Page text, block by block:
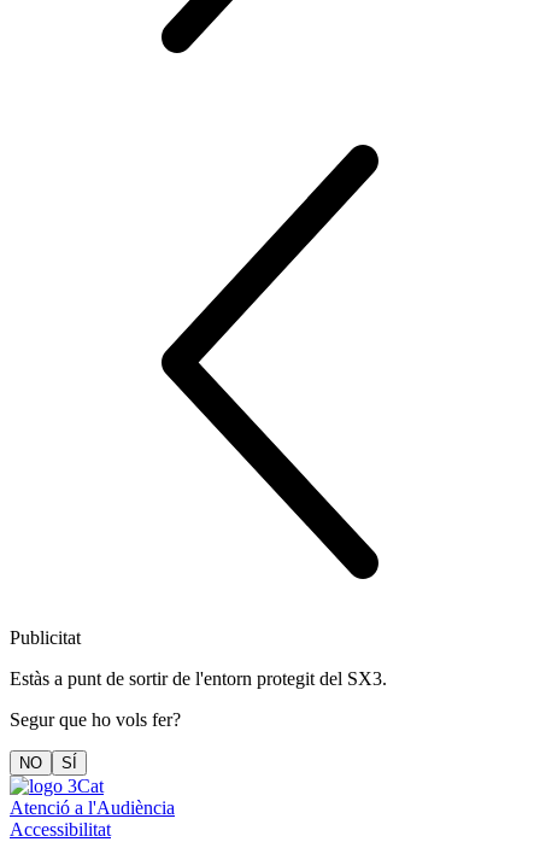
Publicitat
Estàs a punt de sortir de l'entorn protegit del SX3.
Segur que ho vols fer?
NO SÍ
Atenció a l'Audiència
Accessibilitat